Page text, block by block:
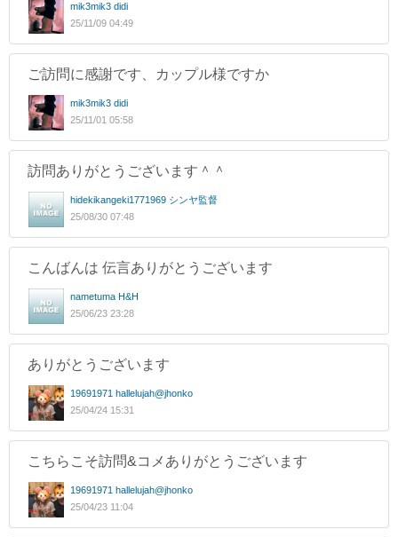
mik3mik3 didi
25/11/09 04:49
ご訪問に感謝です、カップル様ですか
mik3mik3 didi
25/11/01 05:58
訪問ありがとうございます＾＾
hidekikangeki1771969 シンヤ監督
25/08/30 07:48
こんばんは 伝言ありがとうございます
nametuma H&H
25/06/23 23:28
ありがとうございます
19691971 hallelujah@jhonko
25/04/24 15:31
こちらこそ訪問&コメありがとうございます
19691971 hallelujah@jhonko
25/04/23 11:04